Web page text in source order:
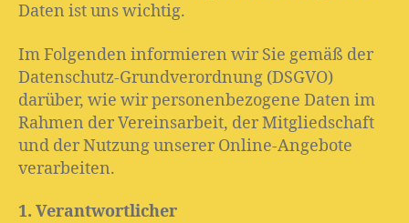
Daten ist uns wichtig.
Im Folgenden informieren wir Sie gemäß der
Datenschutz-Grundverordnung (DSGVO)
darüber, wie wir personenbezogene Daten im
Rahmen der Vereinsarbeit, der Mitgliedschaft
und der Nutzung unserer Online-Angebote
verarbeiten.
1. Verantwortlicher